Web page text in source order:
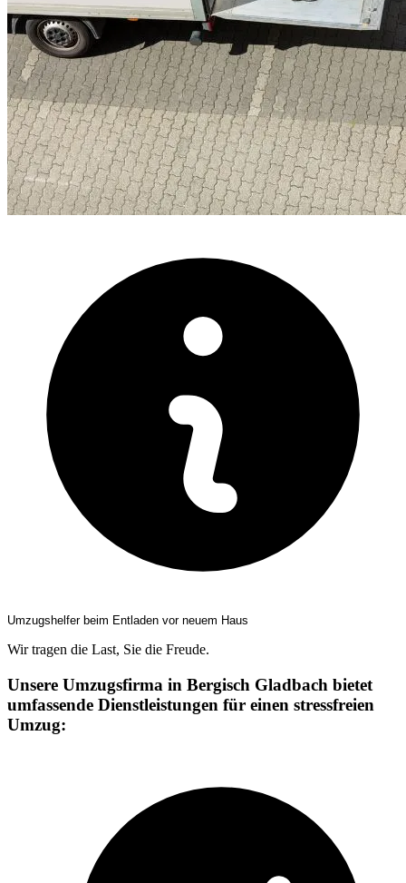
Umzugshelfer beim Entladen vor neuem Haus
Wir tragen die Last, Sie die Freude.
Unsere Umzugsfirma in Bergisch Gladbach bietet
umfassende Dienstleistungen für einen stressfreien
Umzug: